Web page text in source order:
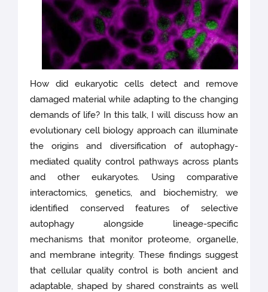
How did eukaryotic cells detect and remove
damaged material while adapting to the changing
demands of life? In this talk, I will discuss how an
evolutionary cell biology approach can illuminate
the origins and diversification of autophagy-
mediated quality control pathways across plants
and other eukaryotes. Using comparative
interactomics, genetics, and biochemistry, we
identified conserved features of selective
autophagy alongside lineage-specific
mechanisms that monitor proteome, organelle,
and membrane integrity. These findings suggest
that cellular quality control is both ancient and
adaptable, shaped by shared constraints as well